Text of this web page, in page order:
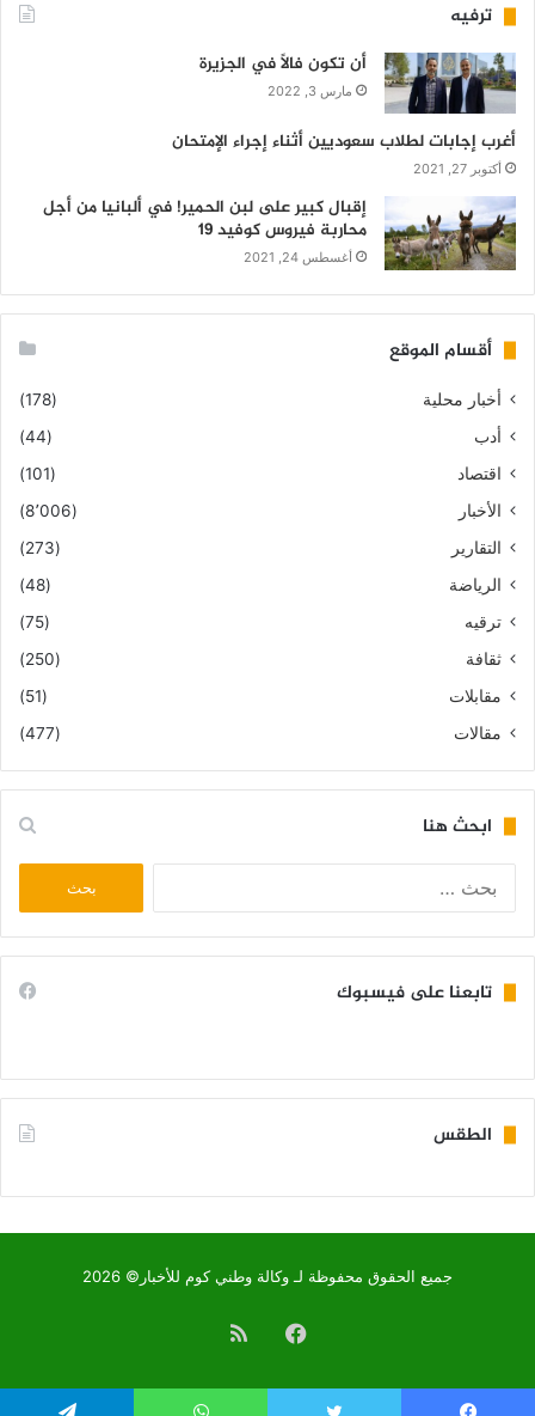
ترفيه
أن تكون فالاً في الجزيرة
مارس 3, 2022
أغرب إجابات لطلاب سعوديين أثناء إجراء الإمتحان
أكتوبر 27, 2021
إقبال كبير على لبن الحمير! في ألبانيا من أجل
محاربة فيروس كوفيد 19
أغسطس 24, 2021
أقسام الموقع
أخبار محلية
(178)
أدب
(44)
اقتصاد
(101)
الأخبار
(8٬006)
التقارير
(273)
الرياضة
(48)
ترقيه
(75)
ثقافة
(250)
مقابلات
(51)
مقالات
(477)
ابحث هنا
تابعنا على فيسبوك
الطقس
جميع الحقوق محفوظة لـ وكالة وطني كوم للأخبار© 2026
فيسبوكملخص
الموقع